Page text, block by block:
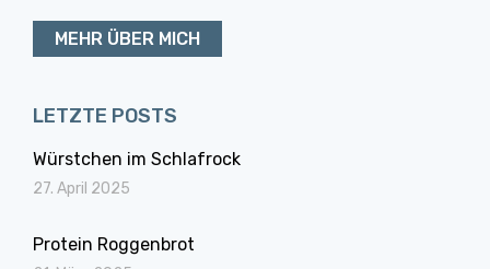
MEHR ÜBER MICH
LETZTE POSTS
Würstchen im Schlafrock
27. April 2025
Protein Roggenbrot